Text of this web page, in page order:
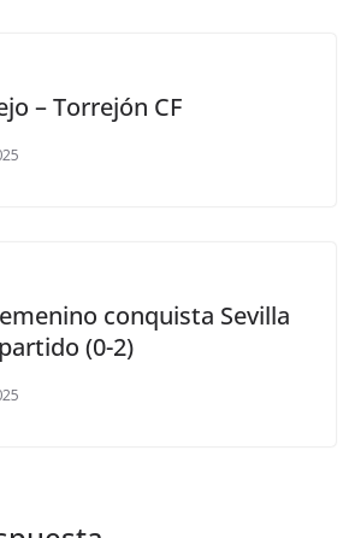
– Torrejón CF
conquista Sevilla
(0-2)